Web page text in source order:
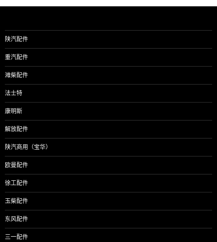
导
陕汽配件
重汽配件
潍柴配件
法士特
康明斯
解放配件
陕汽商用（宝华）
欧曼配件
徐工配件
玉柴配件
东风配件
三一配件